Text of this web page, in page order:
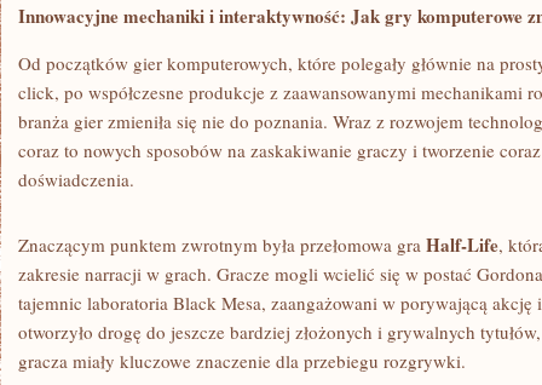
Innowacyjne mechaniki i​ interaktywność: ⁤Jak gry komputerowe
Od ‍początków gier komputerowych, które ⁢polegały ​głównie na
click, po współczesne produkcje z zaawansowanymi mechanikami
branża gier ‍zmieniła się nie ⁣do poznania. Wraz z rozwojem
⁣coraz‌ to‍ nowych sposobów na zaskakiwanie graczy ⁢i tworzenie
doświadczenia.
Znaczącym punktem zwrotnym była przełomowa‌ gra Half-Life,
zakresie narracji w‌ grach. ⁤Gracze mogli wcielić się w postać
tajemnic⁢ laboratoria Black ​Mesa,‍ zaangażowani⁣ w porywającą akcję
⁣otworzyło drogę do jeszcze bardziej złożonych i⁢ grywalnych
gracza miały kluczowe znaczenie dla ‍przebiegu‌ rozgrywki.